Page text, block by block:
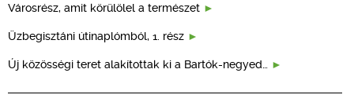
Városrész, amit körülölel a természet
Üzbegisztáni útinaplómból, 1. rész
Új közösségi teret alakítottak ki a Bartók-negyed…